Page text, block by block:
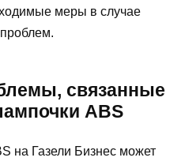
меры в случае
связанные
ABS
на Газели Бизнес может